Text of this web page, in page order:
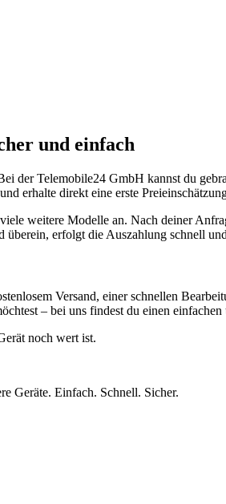
und einfach
Telemobile24 GmbH kannst du
erhalte direkt eine erste
weitere Modelle an. Nach deiner
erfolgt die Auszahlung schnell
Versand, einer schnellen
– bei uns findest du einen
noch wert ist.
Geräte. Einfach. Schnell. Sicher.